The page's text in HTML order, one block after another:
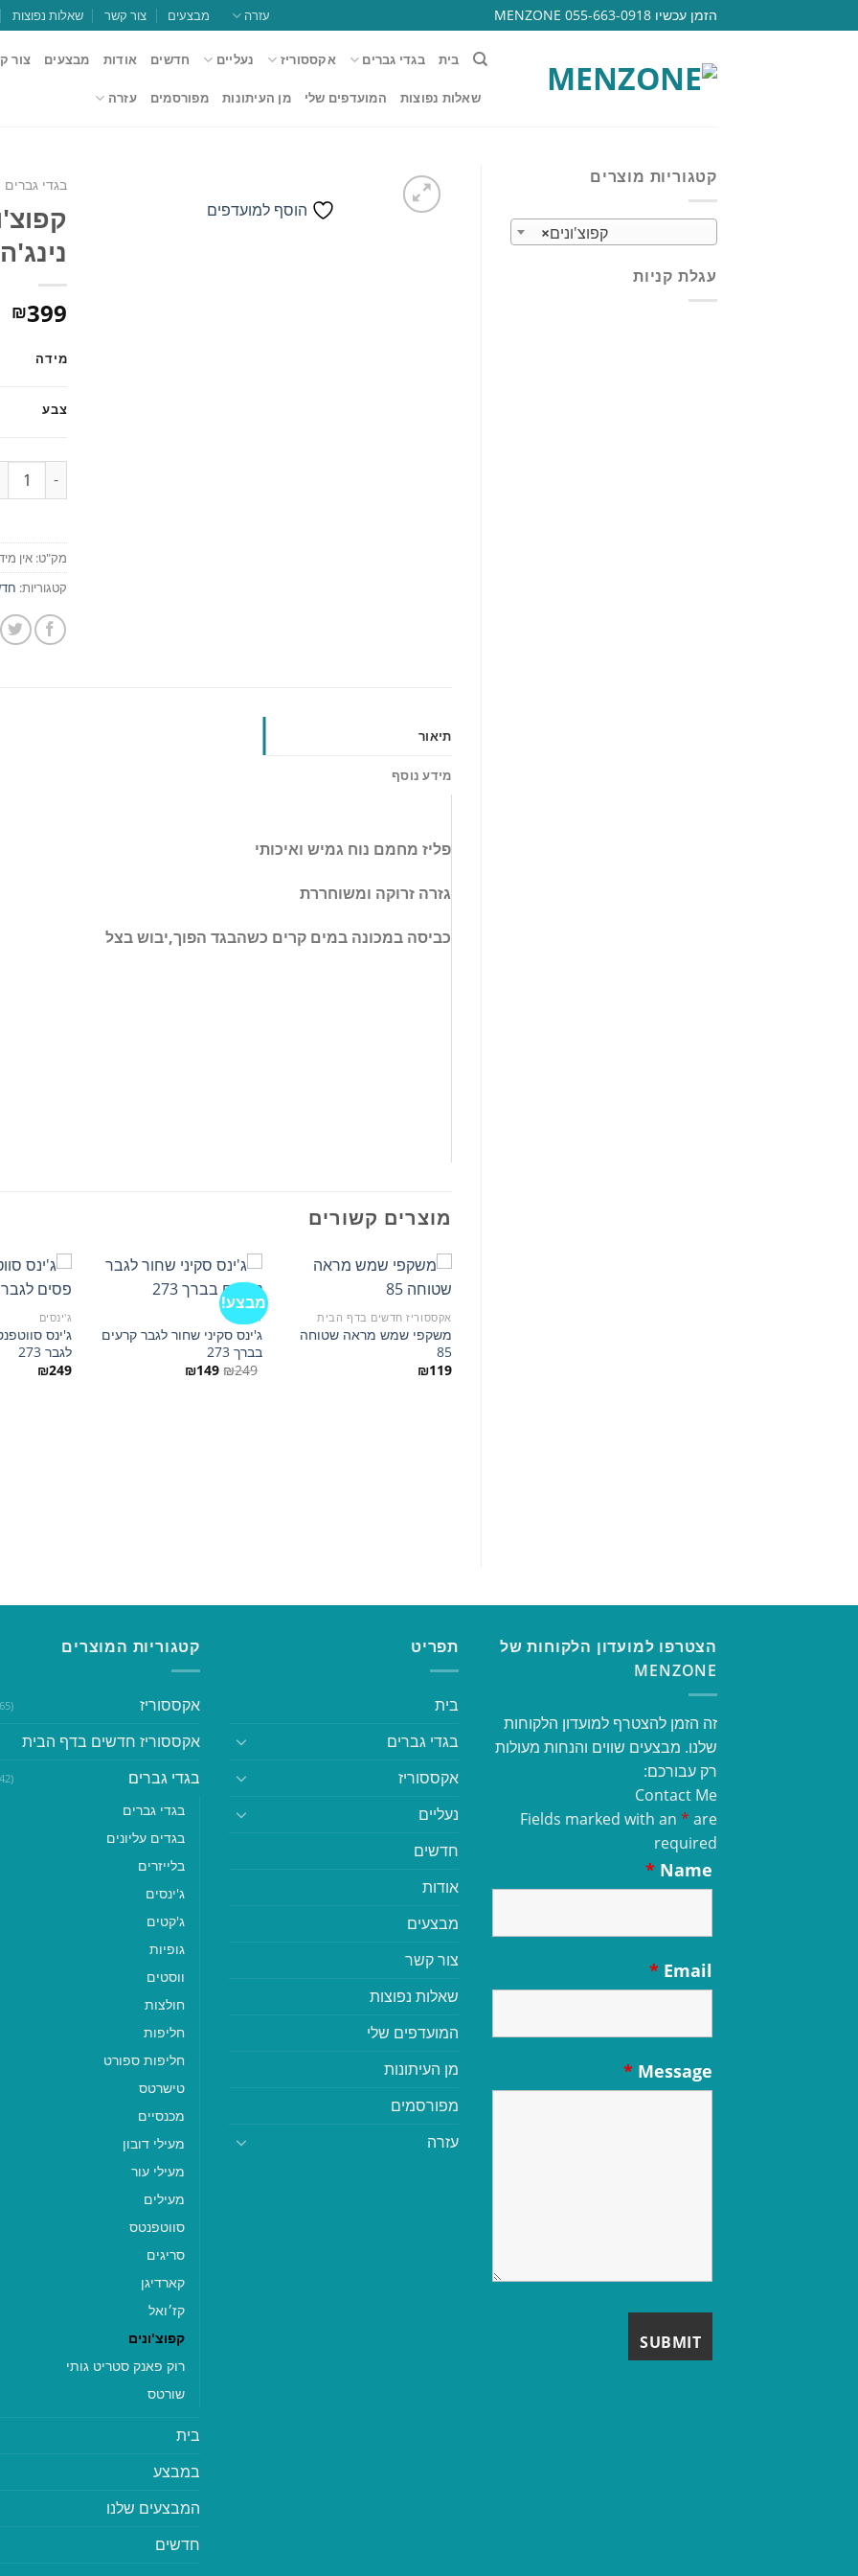
to
הזמן עכשיו 055-663-0918 MENZONE עזרה מבצעים צור קשר שאלות נפוצות
בית בגדי גברים אקססוריז נעליים חדשים אודות מבצעים צור
שאלות נפוצות המועדפים שלי מן העיתונות מפורסמים עזרה
הוסף למועדפים
בגדי גברים
נינג'ה 746
₪399
מידה
צבע
מק"ט: אין
קטגוריות:
תיאור
מידע נוסף
פליז מחמם נוח גמיש ואיכותי
גזרה זרוקה ומשוחררת
כביסה במכונה במים קרים כשהבגד הפוך,יבוש בצל
מוצרים קשורים
הוסף
אקססוריז חדשים בדף הבית
משקפי שמש מראה שטוחה
85
₪119
מבצע!
הוסף
ג'ינסים
ג'ינס סקיני שחור לגבר קרעים
בברך 273
₪249 המחיר
₪149 המחיר
ג'ינסים
ג'ינס
לגבר 273
₪249
קטגוריות מוצרים
×קפוצ'ונים
עגלת קניות
הצטרפו למועדון הלקוחות של
MENZONE
זה הזמן להצטרף למועדון הלקוחות
שלנו. מבצעים שווים והנחות מעולות
רק עבורכם:
Contact Me
Fields marked with an * are
required
Name
*
Email
*
Message
*
תפריט
בית
בגדי גברים
אקססוריז
נעליים
חדשים
אודות
מבצעים
צור קשר
שאלות נפוצות
המועדפים שלי
מן העיתונות
מפורסמים
עזרה
קטגוריות המוצרים
אקססוריז (365)
אקססוריז חדשים בדף הבית
בגדי גברים (542)
בגדי גברים
בגדים עליונים
בלייזרים
ג'ינסים
ג'קטים
גופיות
ווסטים
חולצות
חליפות
חליפות ספורט
טישרטס
מכנסיים
מעילי דובון
מעילי עור
מעילים
סווטפנטס
סריגים
קארדיגן
קז׳ואל
קפוצ'ונים
רוק פאנק סטריט גותי
שורטס
בית
במבצע
המבצעים שלנו
חדשים